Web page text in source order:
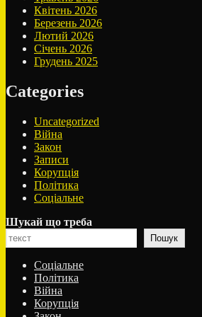
Квітень 2026
Березень 2026
Лютий 2026
Січень 2026
Грудень 2025
Categories
Uncategorized
Війна
Закон
Записи
Корупція
Політика
Соціальне
Шукай що треба
Пошук
Соціальне
Політика
Війна
Корупція